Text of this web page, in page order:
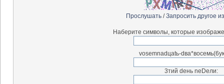
Прослушать/Запросить другое
Наберите символы, которые
vosemnadцatь-
3тий deнь neDeли: